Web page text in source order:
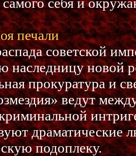
печали
советской
наследницу новой
прокуратура и
ведут
подоплеку.